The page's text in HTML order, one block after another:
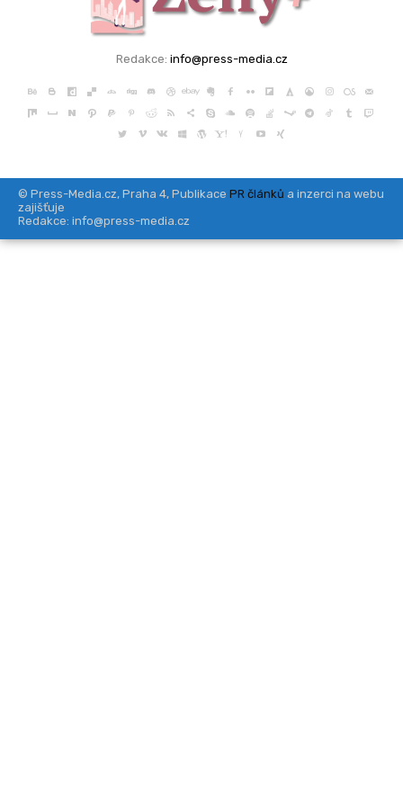
Redakce: info@press-media.cz
© Press-Media.cz, Praha 4, Publikace PR článků a inzerci na webu
zajišťuje
Redakce: info@press-media.cz